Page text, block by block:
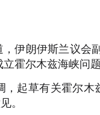
朗伊斯兰议会
霍尔木兹海峡问题
起草有关霍尔
。